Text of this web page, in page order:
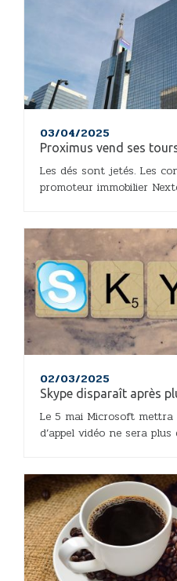
03/04/2025
Proximus vend ses
Les dés sont jetés. Les
promoteur immobilier
02/03/2025
Skype disparaît après
Le 5 mai Microsoft mettra
d’appel vidéo ne sera plus